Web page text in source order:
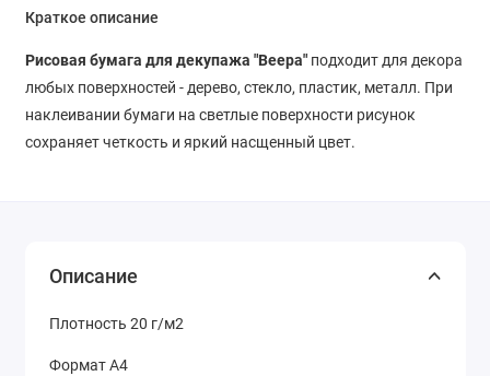
Краткое описание
Рисовая бумага для декупажа "Веера"подходит для декора
любых поверхностей - дерево, стекло, пластик, металл. При
наклеивании бумаги на светлые поверхности рисунок
сохраняет четкость и яркий насщенный цвет.
Описание
Плотность 20 г/м2
Формат А4